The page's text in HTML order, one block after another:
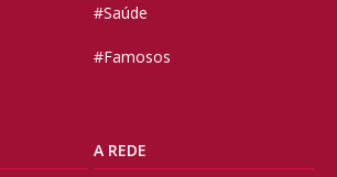
#Saúde
#Famosos
A REDE